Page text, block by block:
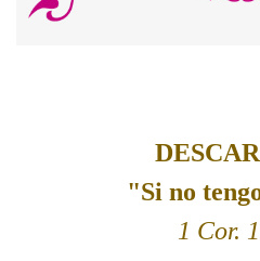
"Si no
1 Cor.